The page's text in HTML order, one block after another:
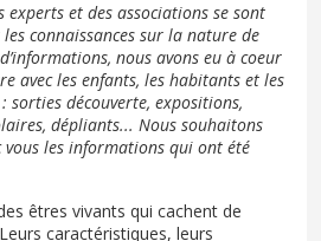
experts et des associations se sont
connaissances sur la nature de
nous avons eu à coeur
avec les enfants, les habitants et les
sorties découverte, expositions,
dépliants... Nous souhaitons
vous les informations qui ont été
êtres vivants qui cachent de
caractéristiques, leurs